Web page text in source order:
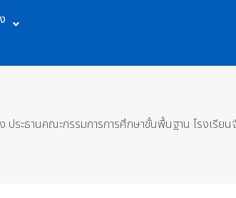
ะธานคณะกรรมการการศึกษาขั้นพื้นฐาน โรงเรีย